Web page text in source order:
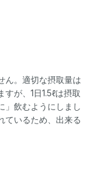
ん。適切な摂取量は
が、1日1.5ℓは摂取
」飲むようにしまし
ているため、出来る